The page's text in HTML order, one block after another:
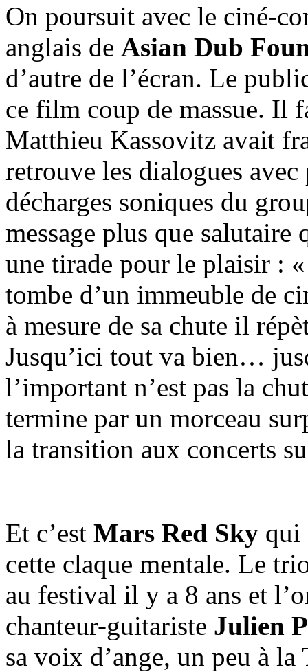
On poursuit avec le ciné-
anglais de Asian Dub
d’autre de l’écran. Le
ce film coup de massue. Il
Matthieu Kassovitz avait
retrouve les dialogues avec
décharges soniques du
message plus que
une tirade pour le plaisir :
tombe d’un immeuble de
à mesure de sa chute il
Jusqu’ici tout va bien…
l’important n’est pas la
termine par un morceau
la transition aux concerts
Et c’est Mars Red Sky qui
cette claque mentale. Le
au festival il y a 8 ans et
chanteur-guitariste Julien
sa voix d’ange, un peu à